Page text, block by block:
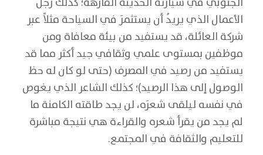
الأعمال الذي يريدُ أن يستثمرَ في السياحة مثلاً عبر
شركة العائلة، قد يستفيد من بيئة معافاة ومن
موظفين بمستوى علمي وثقافي جيد أكثر مما قد
يستفيد من رصيد في المصرف (حتى لو كان له حظ
الوصول إلى هذا الرصيد)؛ كذلك الشاعر الذي يغوص
في نفسه ليلقى شعرَه، لن يجد طاقته الكامنة ما
لم يجد من يقرأ شعره والقراءة هي نتيجة مباشرة
للتعليم والثقافة في المجتمع.